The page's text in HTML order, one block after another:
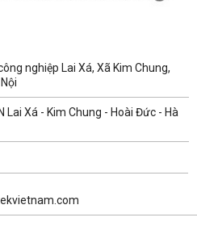
nghiệp Lai Xá, Xã Kim Chung,
Lai Xá - Kim Chung - Hoài Đức - Hà